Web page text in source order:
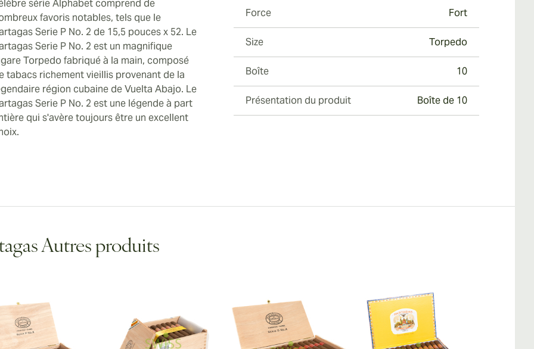
série Alphabet comprend de
favoris notables, tels que le
Serie P No. 2 de 15,5 pouces x 52. Le
Serie P No. 2 est un magnifique
Torpedo fabriqué à la main, composé
tabacs richement vieillis provenant de la
région cubaine de Vuelta Abajo. Le
Serie P No. 2 est une légende à part
qui s'avère toujours être un excellent
Force Fort
Size Torpedo
Boîte 10
Présentation du produit Boîte de 10
Autres produits